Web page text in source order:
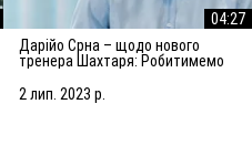
04:27
Дарійо Срна – щодо нового
тренера Шахтаря: Робитимемо
2 лип. 2023 р.